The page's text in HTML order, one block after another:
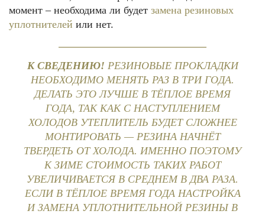
момент – необходима ли будет замена резиновых
уплотнителей или нет.
К СВЕДЕНИЮ! РЕЗИНОВЫЕ ПРОКЛАДКИ
НЕОБХОДИМО МЕНЯТЬ РАЗ В ТРИ ГОДА.
ДЕЛАТЬ ЭТО ЛУЧШЕ В ТЁПЛОЕ ВРЕМЯ
ГОДА, ТАК КАК С НАСТУПЛЕНИЕМ
ХОЛОДОВ УТЕПЛИТЕЛЬ БУДЕТ СЛОЖНЕЕ
МОНТИРОВАТЬ — РЕЗИНА НАЧНЁТ
ТВЕРДЕТЬ ОТ ХОЛОДА. ИМЕННО ПОЭТОМУ
К ЗИМЕ СТОИМОСТЬ ТАКИХ РАБОТ
УВЕЛИЧИВАЕТСЯ В СРЕДНЕМ В ДВА РАЗА.
ЕСЛИ В ТЁПЛОЕ ВРЕМЯ ГОДА НАСТРОЙКА
И ЗАМЕНА УПЛОТНИТЕЛЬНОЙ РЕЗИНЫ В